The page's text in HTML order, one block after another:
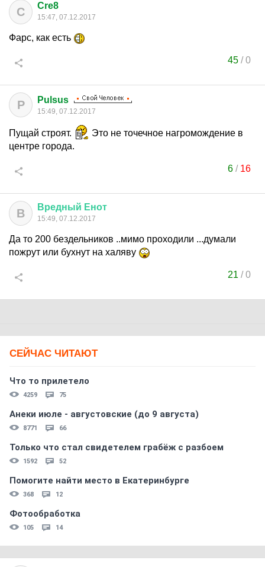
C Cre8
15:47, 07.12.2017
Фарс, как есть
45 /0
P Pulsus
15:49, 07.12.2017
Пущай строят.
Это не точечное нагромождение в
центре города.
6 / 16
В Вредный Енот
15:49, 07.12.2017
Да то 200 бездельников ..мимо проходили ...думали
пожрут или бухнут на халяву
21 /0
СЕЙЧАС ЧИТАЮТ
Что то прилетело
4259 75
Анеки июле - августовские (до 9 августа)
8771 66
Только что стал свидетелем грабёж с разбоем
1592 52
Помогите найти место в Екатеринбурге
368 12
Фотообработка
105 14